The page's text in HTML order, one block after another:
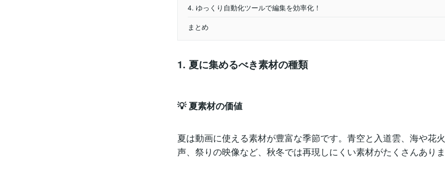
4. ゆっくり自動化ツールで編集を効率化！
まとめ
1. 夏に集めるべき素材の種類
💡 夏素材の価値
夏は動画に使える素材が豊富な季節です。青空と入道雲、海や花
声、祭りの映像など、秋冬では再現しにくい素材がたくさんありま